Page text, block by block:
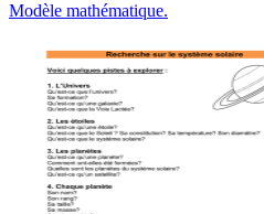
Modèle mathématique.